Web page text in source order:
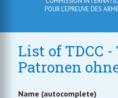
POUR L'EPREUVE DES
List of TDCC -
Patronen
Name (autocomplete)